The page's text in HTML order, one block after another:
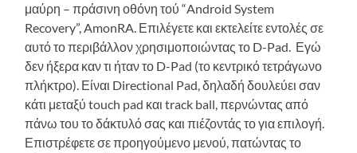
μαύρη – πράσινη οθόνη τού “Android System
Recovery”, AmonRA. Επιλέγετε και εκτελείτε εντολές σε
αυτό το περιβάλλον χρησιμοποιώντας το D-Pad. Εγώ
δεν ήξερα καν τι ήταν το D-Pad (το κεντρικό τετράγωνο
πλήκτρο). Είναι Directional Pad, δηλαδή δουλεύει σαν
κάτι μεταξύ touch pad και track ball, περνώντας από
πάνω του το δάκτυλό σας και πιέζοντάς το για επιλογή.
Επιστρέφετε σε προηγούμενο μενού, πατώντας το